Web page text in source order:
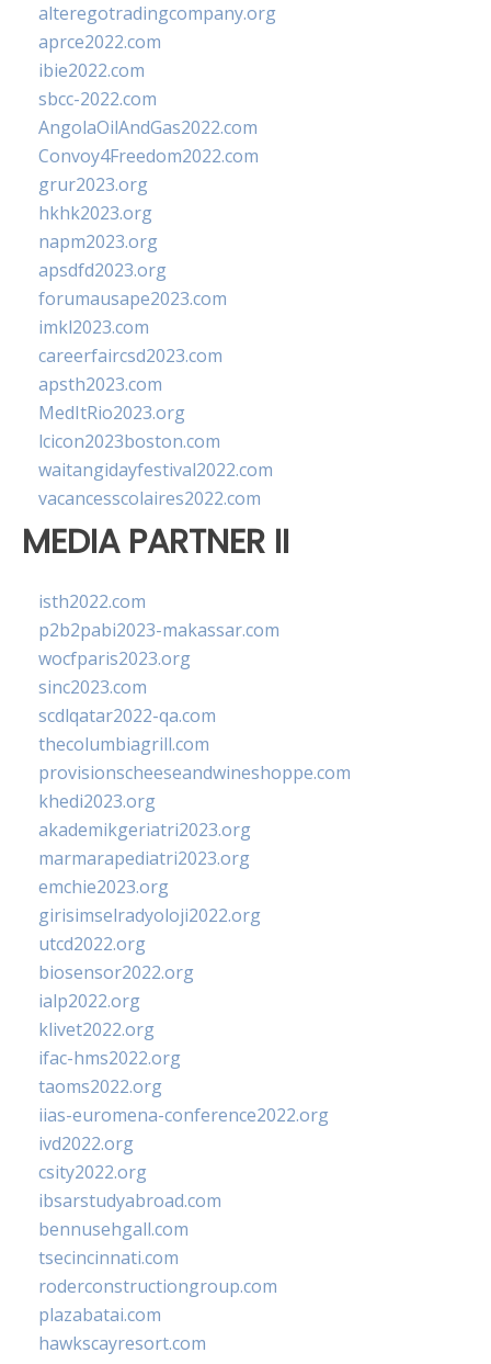
alteregotradingcompany.org
aprce2022.com
ibie2022.com
sbcc-2022.com
AngolaOilAndGas2022.com
Convoy4Freedom2022.com
grur2023.org
hkhk2023.org
napm2023.org
apsdfd2023.org
forumausape2023.com
imkl2023.com
careerfaircsd2023.com
apsth2023.com
MedItRio2023.org
lcicon2023boston.com
waitangidayfestival2022.com
vacancesscolaires2022.com
MEDIA PARTNER II
isth2022.com
p2b2pabi2023-makassar.com
wocfparis2023.org
sinc2023.com
scdlqatar2022-qa.com
thecolumbiagrill.com
provisionscheeseandwineshoppe.com
khedi2023.org
akademikgeriatri2023.org
marmarapediatri2023.org
emchie2023.org
girisimselradyoloji2022.org
utcd2022.org
biosensor2022.org
ialp2022.org
klivet2022.org
ifac-hms2022.org
taoms2022.org
iias-euromena-conference2022.org
ivd2022.org
csity2022.org
ibsarstudyabroad.com
bennusehgall.com
tsecincinnati.com
roderconstructiongroup.com
plazabatai.com
hawkscayresort.com